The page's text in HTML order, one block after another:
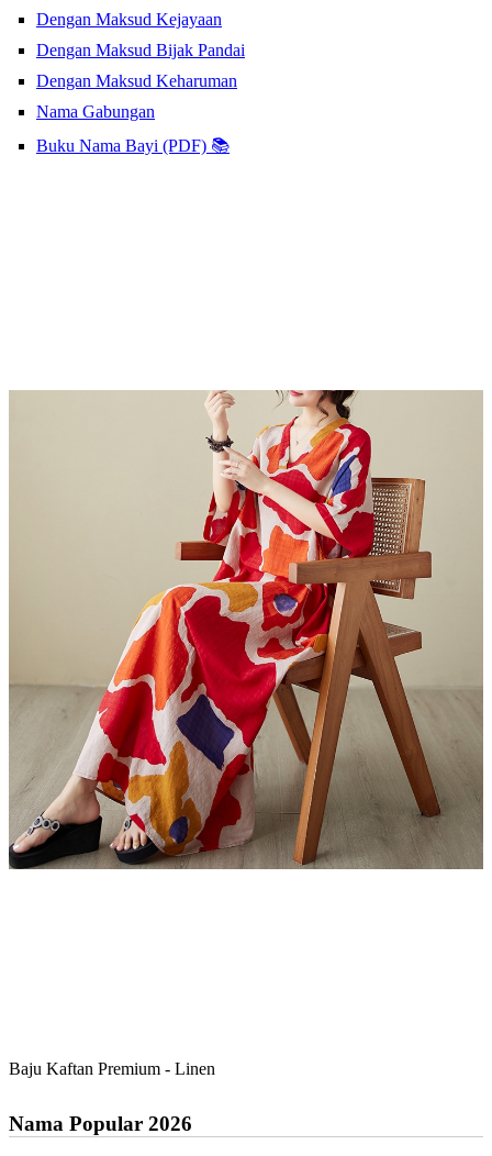
Dengan Maksud Kejayaan
Dengan Maksud Bijak Pandai
Dengan Maksud Keharuman
Nama Gabungan
Buku Nama Bayi (PDF) 📚
Baju Kaftan Premium - Linen
Nama Popular 2026